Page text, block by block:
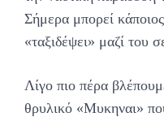
Σήμερα μπορεί
«ταξιδέψει» μαζί του
Λίγο πιο πέρα
θρυλικό «Μυκηναι»